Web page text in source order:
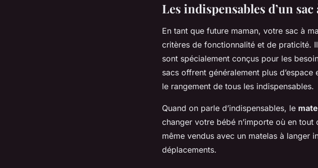
Les indispensables d’un
En tant que future maman, votre sac à
critères de fonctionnalité et de praticité.
sont spécialement conçus pour les
sacs offrent généralement plus
le rangement de tous les indispensables.
Quand on parle d’indispensables, le
changer votre bébé n’importe où en
même vendus avec un matelas à langer
déplacements.